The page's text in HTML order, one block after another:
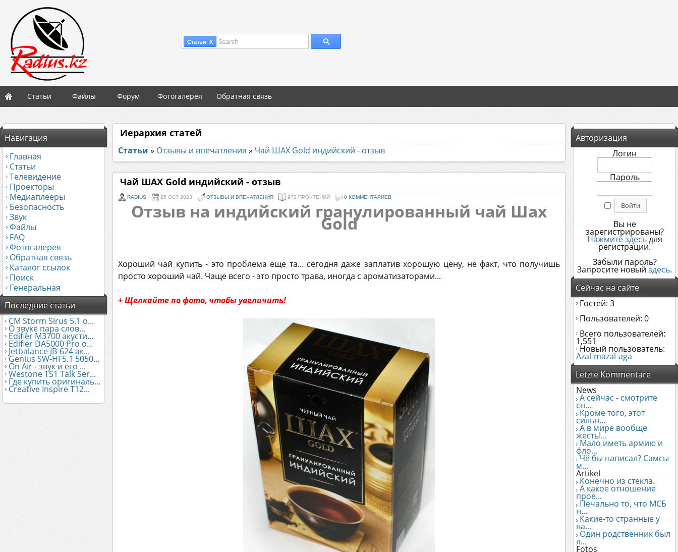
Статьи X Search
Статьи Файлы Форум Фотогалерея Обратная связь
Навигация
Главная
Статьи
Телевидение
Проекторы
Медиаплееры
Безопасность
Звук
Файлы
FAQ
Фотогалерея
Обратная связь
Каталог ссылок
Поиск
Генеральная
Последние статьи
CM Storm Sirus 5.1 о...
О звуке пара слов...
Edifier М3700 акусти...
Edifier DA5000 Pro о...
Jetbalance JB-624 ак...
Genius SW-HF5.1 5050...
On Air - звук и его ...
Westone TS1 Talk Ser...
Где купить оригиналь...
Creative Inspire T12...
Авторизация
Логин
Пароль
Вы не
зарегистрированы?
Нажмите здесьдля
регистрации.
Забыли пароль?
Запросите новый здесь.
Сейчас на сайте
Гостей: 3
Пользователей: 0
Всего пользователей:
1,551
Новый пользователь:
Azal-mazal-aga
Letzte Kommentare
News
А сейчас - смотрите
сн...
Кроме того, этот
сильн...
А в мире вообще
жесть!...
Мало иметь армию и
фло...
Чё бы написал? Самсы
м...
Artikel
Конечно из стекла.
А какое отношение
прое...
Печально то, что МСБ
н...
Какие-то странные у
ва...
Один родственник был
л...
Fotos
Иерархия статей
Статьи » Отзывы и впечатления » Чай ШАХ Gold индийский - отзыв
Чай ШАХ Gold индийский - отзыв
RADIUS 25 OCT 2023 ОТЗЫВЫ И ВПЕЧАТЛЕНИЯ 972 ПРОЧТЕНИЙ 0 КОММЕНТАРИЕВ
Отзыв на индийский гранулированный чай Шах
Gold
Хороший чай купить - это проблема еще та... сегодня даже заплатив хорошую цену, не факт, что получишь
просто хороший чай. Чаще всего - это просто трава, иногда с ароматизаторами...
+ Щелкайте по фото, чтобы увеличить!